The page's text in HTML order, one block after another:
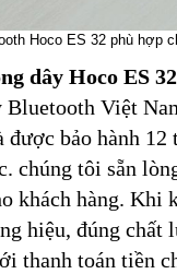
Hoco ES 32 phù hợp
dây Hoco ES 32
Bluetooth Việt
được bảo hành 12
chúng tôi sẵn
khách hàng. Khi
hiệu, đúng chất
thanh toán tiền